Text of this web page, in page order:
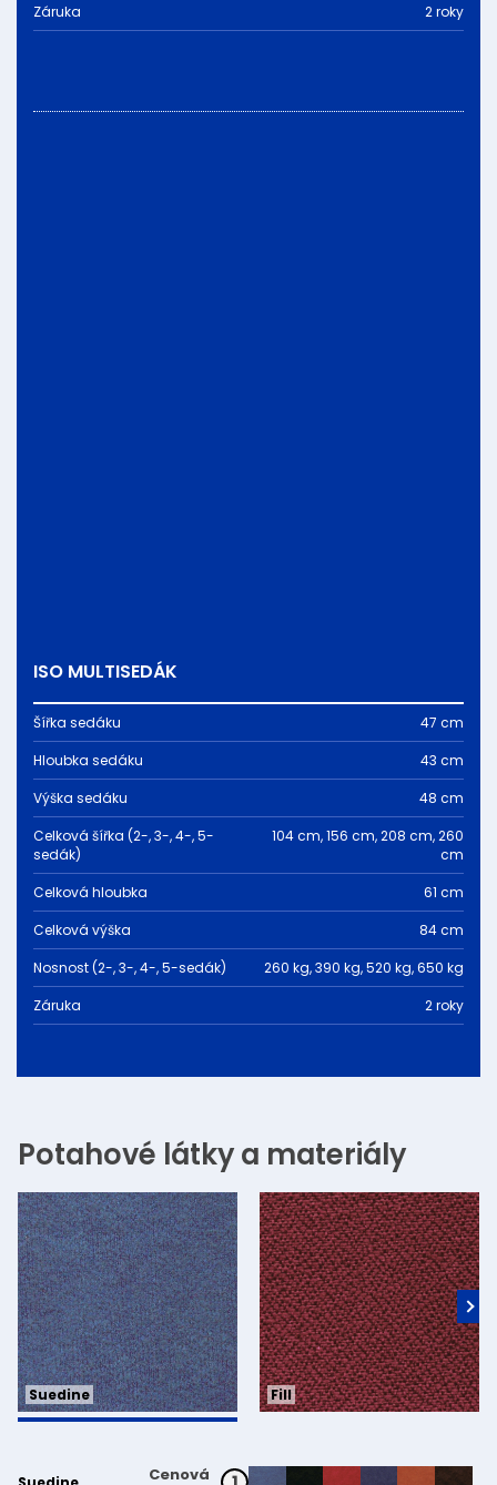
Záruka
2 roky
ISO MULTISEDÁK
Šířka sedáku
47 cm
Hloubka sedáku
43 cm
Výška sedáku
48 cm
Celková šířka (2-, 3-, 4-, 5-
sedák)
104 cm, 156 cm, 208 cm, 260
cm
Celková hloubka
61 cm
Celková výška
84 cm
Nosnost (2-, 3-, 4-, 5-sedák)
260 kg, 390 kg, 520 kg, 650 kg
Záruka
2 roky
Potahové látky a materiály
Suedine Fill
Cenová